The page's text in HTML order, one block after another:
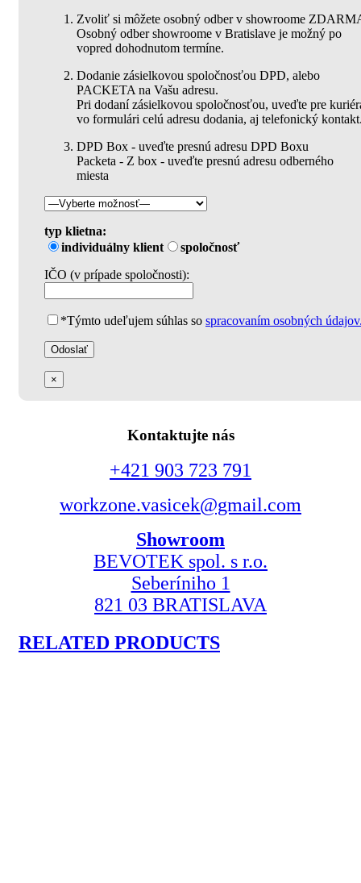
Zvoliť si môžete osobný odber v showroome
Osobný odber showroome v Bratislave je možný po
vopred dohodnutom termíne.
Dodanie zásielkovou spoločnosťou DPD, alebo
PACKETA na Vašu adresu.
Pri dodaní zásielkovou spoločnosťou, uveďte pre
vo formulári celú adresu dodania, aj telefonický
DPD Box - uveďte presnú adresu DPD Boxu
Packeta - Z box - uveďte presnú adresu odberného
miesta
typ klietna:
individuálny klient
spoločnosť
IČO (v prípade spoločnosti):
*Týmto udeľujem súhlas so spracovaním osobných
×
Kontaktujte nás
+421 903 723 791
workzone.vasicek@gmail.com
Showroom
BEVOTEK spol. s r.o.
Seberíniho 1
821 03 BRATISLAVA
RELATED PRODUCTS